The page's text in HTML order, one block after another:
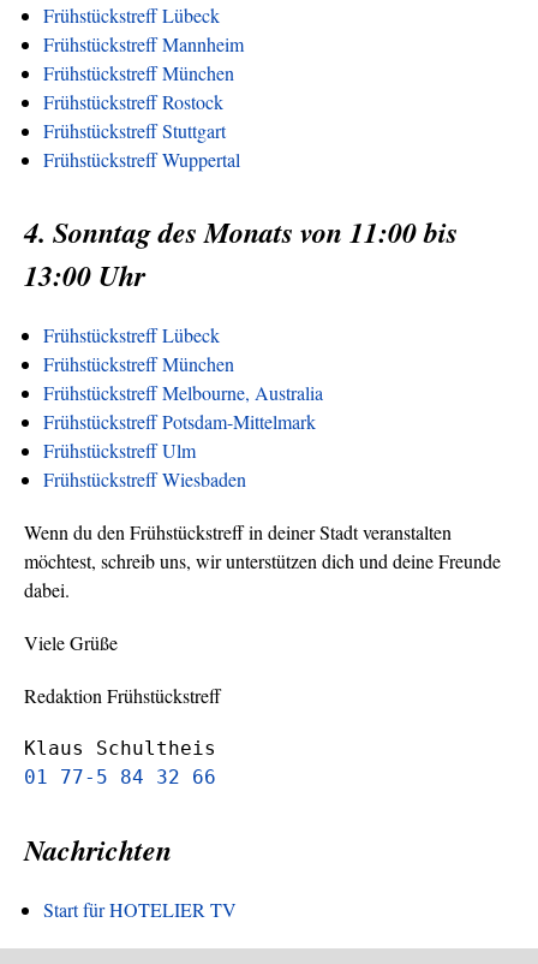
Frühstückstreff Lübeck
Frühstückstreff Mannheim
Frühstückstreff München
Frühstückstreff Rostock
Frühstückstreff Stuttgart
Frühstückstreff Wuppertal
4. Sonntag des Monats von 11:00 bis
13:00 Uhr
Frühstückstreff Lübeck
Frühstückstreff München
Frühstückstreff Melbourne, Australia
Frühstückstreff Potsdam-Mittelmark
Frühstückstreff Ulm
Frühstückstreff Wiesbaden
Wenn du den Frühstückstreff in deiner Stadt veranstalten
möchtest, schreib uns, wir unterstützen dich und deine Freunde
dabei.
Viele Grüße
Redaktion Frühstückstreff
Klaus Schultheis
01 77-5 84 32 66
Nachrichten
Start für HOTELIER TV